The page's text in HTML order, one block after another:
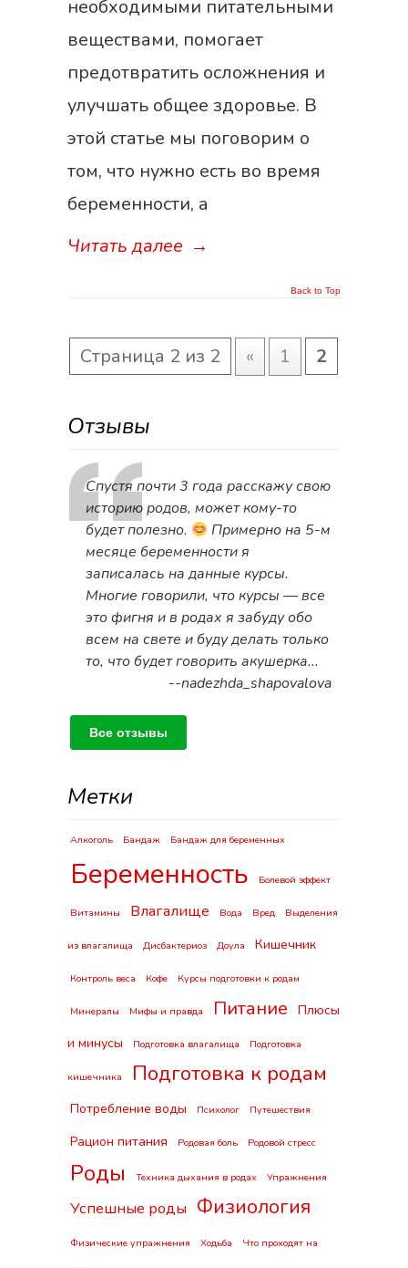
необходимыми питательными
веществами, помогает
предотвратить осложнения и
улучшать общее здоровье. В
этой статье мы поговорим о
том, что нужно есть во время
беременности, а
Читать далее →
Back to Top
Страница 2 из 2 « 1 2
Отзывы
Спустя почти 3 года расскажу свою
историю родов, может кому-то
будет полезно.
Примерно на 5-м
месяце беременности я
записалась на данные курсы.
Многие говорили, что курсы — все
это фигня и в родах я забуду обо
всем на свете и буду делать только
то, что будет говорить акушерка...
--nadezhda_shapovalova
Все отзывы
Метки
Алкоголь Бандаж Бандаж для беременных
Беременность Болевой эффект
Витамины Влагалище Вода Вред Выделения
из влагалища Дисбактериоз Доула Кишечник
Контроль веса Кофе Курсы подготовки к родам
Минералы Мифы и правда Питание
Плюсы
и минусы
Подготовка влагалища Подготовка
кишечника Подготовка к родам
Потребление воды Психолог Путешествия
Рацион питания Родовая боль Родовой стресс
Роды Техника дыхания в родах Упражнения
Успешные роды Физиология
Физические упражнения Ходьба Что проходят на